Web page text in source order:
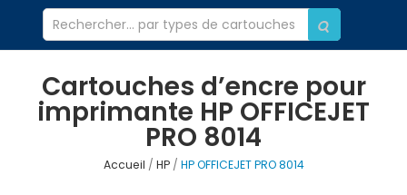
Cartouches d’encre pour
imprimante HP OFFICEJET
PRO 8014
Accueil HP HP OFFICEJET PRO 8014